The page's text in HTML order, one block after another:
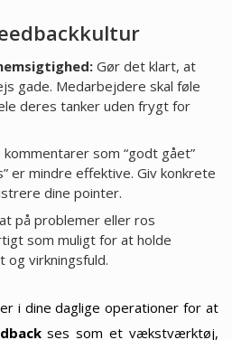
Gør det klart, at
gade. Medarbejdere skal føle
deres tanker uden frygt for
som “godt gået”
er mindre effektive. Giv konkrete
dine pointer.
på problemer eller ros
som muligt for at holde
og virkningsfuld.
i dine daglige operationer for at
ses som et vækstværktøj,